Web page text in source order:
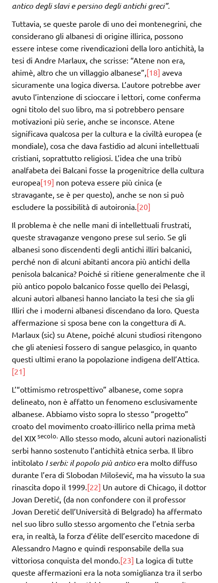
antico degli slavi e persino degli antichi greci”.
Tuttavia, se queste parole di uno dei montenegrini, che
considerano gli albanesi di origine illirica, possono
essere intese come rivendicazioni della loro antichità, la
tesi di Andre Marlaux, che scrisse: “Atene non era,
ahimè, altro che un villaggio albanese”,[18] aveva
sicuramente una logica diversa. L’autore potrebbe aver
avuto l’intenzione di scioccare i lettori, come conferma
ogni titolo del suo libro, ma si potrebbero pensare
motivazioni più serie, anche se inconsce. Atene
significava qualcosa per la cultura e la civiltà europea (e
mondiale), cosa che dava fastidio ad alcuni intellettuali
cristiani, soprattutto religiosi. L’idea che una tribù
analfabeta dei Balcani fosse la progenitrice della cultura
europea[19] non poteva essere più cinica (e
stravagante, se è per questo), anche se non si può
escludere la possibilità di autoironia.[20]
Il problema è che nelle mani di intellettuali frustrati,
queste stravaganze vengono prese sul serio. Se gli
albanesi sono discendenti degli antichi illiri balcanici,
perché non di alcuni abitanti ancora più antichi della
penisola balcanica? Poiché si ritiene generalmente che il
più antico popolo balcanico fosse quello dei Pelasgi,
alcuni autori albanesi hanno lanciato la tesi che sia gli
Illiri che i moderni albanesi discendano da loro. Questa
affermazione si sposa bene con la congettura di A.
Marlaux (sic) su Atene, poiché alcuni studiosi ritengono
che gli ateniesi fossero di sangue pelasgico, in quanto
questi ultimi erano la popolazione indigena dell’Attica.
[21]
L’“ottimismo retrospettivo” albanese, come sopra
delineato, non è affatto un fenomeno esclusivamente
albanese. Abbiamo visto sopra lo stesso “progetto”
croato del movimento croato-illirico nella prima metà
del XIXsecolo. Allo stesso modo, alcuni autori nazionalisti
serbi hanno sostenuto l’antichità etnica serba. Il libro
intitolato I serbi: il popolo più anticoera molto diffuso
durante l’era di Slobodan Milošević, ma ha vissuto la sua
rinascita dopo il 1999.[22] Un autore di Chicago, il dottor
Jovan Deretić, (da non confondere con il professor
Jovan Deretić dell’Università di Belgrado) ha affermato
nel suo libro sullo stesso argomento che l’etnia serba
era, in realtà, la forza d’élite dell’esercito macedone di
Alessandro Magno e quindi responsabile della sua
vittoriosa conquista del mondo.[23] La logica di tutte
queste affermazioni era la nota somiglianza tra il serbo